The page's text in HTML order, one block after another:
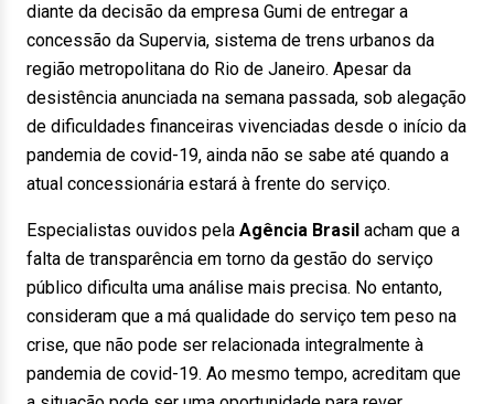
diante da decisão da empresa Gumi de entregar a
concessão da Supervia, sistema de trens urbanos da
região metropolitana do Rio de Janeiro. Apesar da
desistência anunciada na semana passada, sob alegação
de dificuldades financeiras vivenciadas desde o início da
pandemia de covid-19, ainda não se sabe até quando a
atual concessionária estará à frente do serviço.
Especialistas ouvidos pela Agência Brasil acham que a
falta de transparência em torno da gestão do serviço
público dificulta uma análise mais precisa. No entanto,
consideram que a má qualidade do serviço tem peso na
crise, que não pode ser relacionada integralmente à
pandemia de covid-19. Ao mesmo tempo, acreditam que